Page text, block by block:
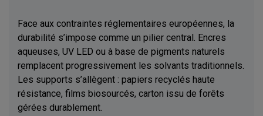
Face aux contraintes réglementaires européennes, la
durabilité s’impose comme un pilier central. Encres
aqueuses, UV LED ou à base de pigments naturels
remplacent progressivement les solvants traditionnels.
Les supports s’allègent : papiers recyclés haute
résistance, films biosourcés, carton issu de forêts
gérées durablement.